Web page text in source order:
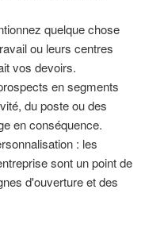
quelque chose
ou leurs centres
vos devoirs.
en segments
du poste ou des
en conséquence.
: les
sont un point de
d'ouverture et des